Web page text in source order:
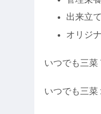
出来立
オリジ
いつでも三菜
いつでも三菜